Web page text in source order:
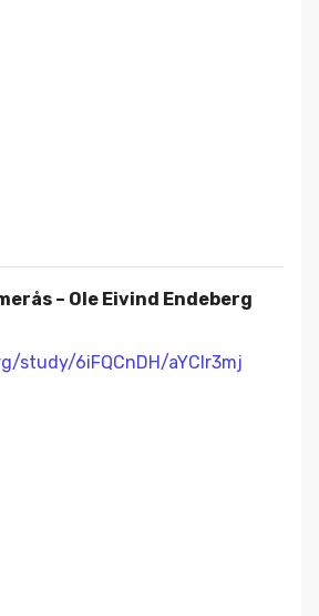
– Ole Eivind Endeberg
study/6iFQCnDH/aYCIr3mj